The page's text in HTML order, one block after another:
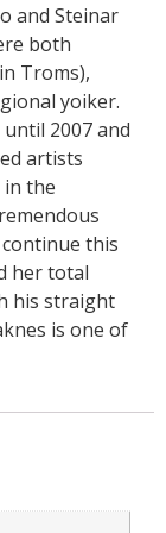
and Steinar
both
Troms),
yoiker.
2007 and
artists
the
this
her total
his straight
is one of